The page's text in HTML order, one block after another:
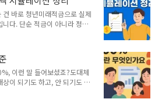
업 소상공인..
경부터 조건, 혜택, 신청 방
꼼하게 정리해 드릴게요. 기획
청년미래적금 수령액 시뮬레
와 배경청년미래적금은 아직
년 초 전면 시행으로 예정되
바로 청년미래적금으로 실제
다. 단순 적금이 아니라 정부
구조라서, 같은 돈을 넣어도
세요. 중위소득 100% 금액
이런 말 들어보셨죠?도
대상이 되기도 하고, 안 되기
면 받을 수 있는 지원금이 달라
지금까지 공개된 조건을 바
이런 말 들어보셨죠?도대체
이 되기도 하고, 안 되기도 하
을 수 있는 지원금이 달라져요.